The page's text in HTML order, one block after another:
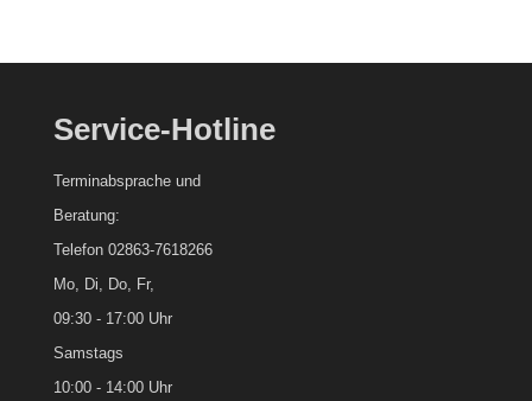
Service-Hotline
Terminabsprache und
Beratung:
Telefon 02863-7618266
Mo, Di, Do, Fr,
09:30 - 17:00 Uhr
Samstags
10:00 - 14:00 Uhr